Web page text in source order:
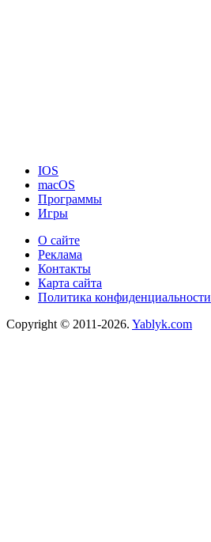
IOS
macOS
Программы
Игры
О сайте
Реклама
Контакты
Карта сайта
Политика конфиденциальности
Copyright © 2011-2026. Yablyk.сom